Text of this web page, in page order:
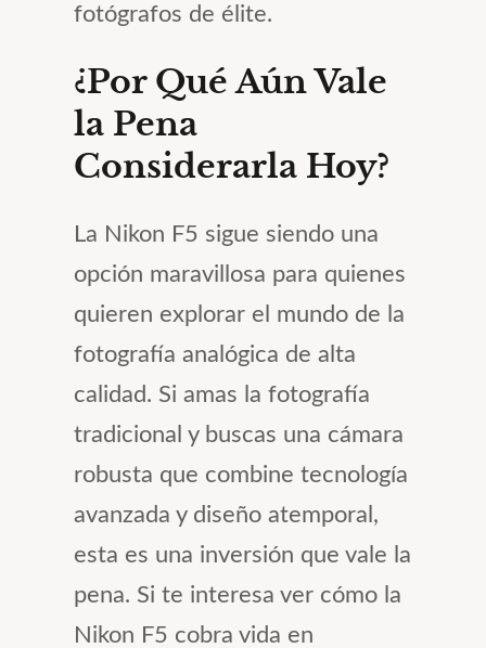
fotógrafos de élite.
¿Por Qué Aún Vale
la Pena
Considerarla Hoy?
La Nikon F5 sigue siendo una
opción maravillosa para quienes
quieren explorar el mundo de la
fotografía analógica de alta
calidad. Si amas la fotografía
tradicional y buscas una cámara
robusta que combine tecnología
avanzada y diseño atemporal,
esta es una inversión que vale la
pena. Si te interesa ver cómo la
Nikon F5 cobra vida en